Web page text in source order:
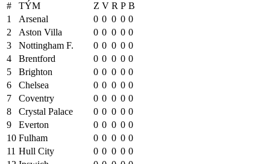
# TÝM Z V R P B
1
Arsenal 0 0 0 0 0
2
Aston Villa 0 0 0 0 0
3
Nottingham F. 0 0 0 0 0
4
Brentford 0 0 0 0 0
5
Brighton 0 0 0 0 0
6
Chelsea 0 0 0 0 0
7
Coventry 0 0 0 0 0
8
Crystal Palace 0 0 0 0 0
9
Everton 0 0 0 0 0
10 Fulham 0 0 0 0 0
11 Hull City 0 0 0 0 0